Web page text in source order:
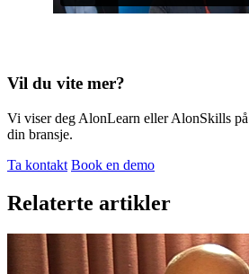
Vil du vite mer?
Vi viser deg AlonLearn eller AlonSkills
din bransje.
Ta kontakt Book en demo
Relaterte artikler